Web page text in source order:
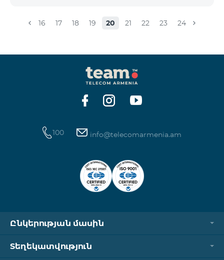
Ելքային զանգեր Միջազգային՝ 2500 դրամ/րոպե
ցանկ՝ Բերմուդյան կղզիներ, Բուրկինա Ֆասո,
Կաբո Վերդե, Կուբա, Հասարակածային Գվինեա,
Եթովպիա, Գամբիա, Գվինեա, Մադագասկար,
Մալավի, Մալդիվներ, Մոնղոլիա, Նամիբիա, Նիգեր,
Սենեգալ, Սուդան, Սիրիա, Թունիս,
16 17 18 19 20 21 22 23 24
100 info@telecomarmenia.am
Ընկերության մասին
Տեղեկատվություն